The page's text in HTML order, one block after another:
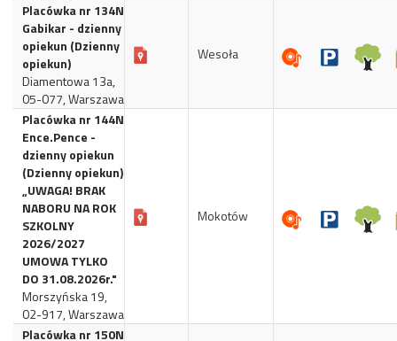
Placówka nr 134N
Gabikar - dzienny
opiekun (Dzienny
opiekun)
Diamentowa 13a,
05-077, Warszawa
Wesoła
Placówka nr 144N
Ence.Pence -
dzienny opiekun
(Dzienny opiekun)
„UWAGA! BRAK
NABORU NA ROK
SZKOLNY
2026/2027
UMOWA TYLKO
DO 31.08.2026r."
Morszyńska 19,
02-917, Warszawa
Mokotów
Placówka nr 150N